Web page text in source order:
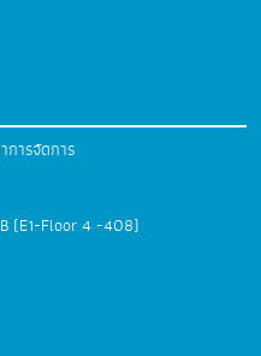
การจัดการ
(E1-Floor 4 -408)